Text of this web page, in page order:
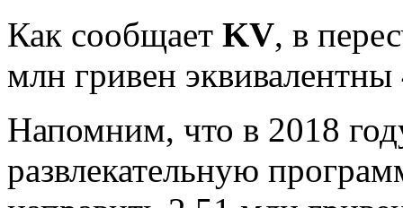
Как сообщает KV, в
млн гривен
Напомним, что в 2018
развлекательную